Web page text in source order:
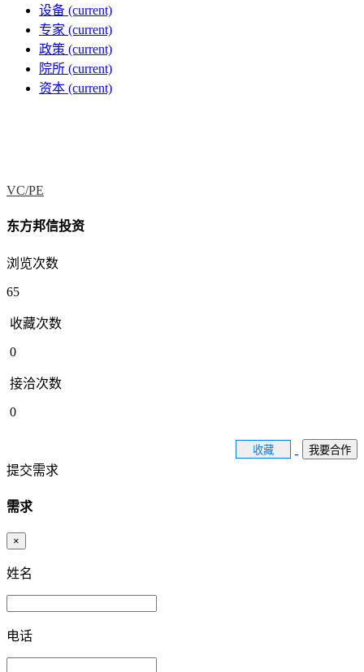
设备 (current)
专家 (current)
政策 (current)
院所 (current)
资本 (current)
VC/PE
东方邦信投资
浏览次数
65
收藏次数
0
接洽次数
0
收藏 我要合作
提交需求
需求
×
姓名
电话